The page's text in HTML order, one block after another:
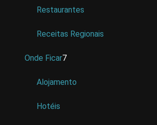
Restaurantes
Receitas Regionais
Onde Ficar7
Alojamento
Hotéis